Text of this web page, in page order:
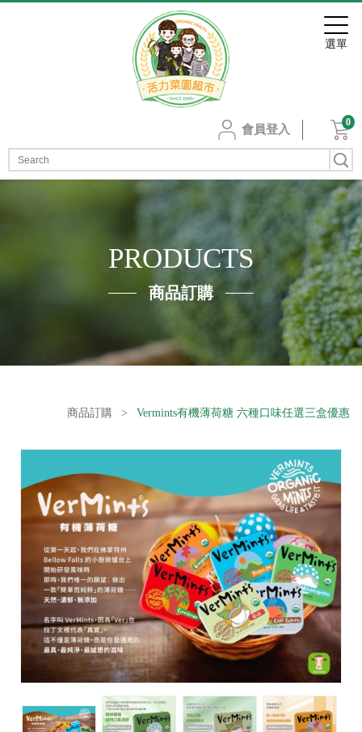
會員登入
0
PRODUCTS
商品訂購
商品訂購 > Vermints有機薄荷糖 六種口味任選三盒優惠